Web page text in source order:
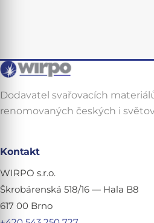
Dodavatel svařovacích
renomovaných českých i
Kontakt
WIRPO s.r.o.
Škrobárenská 518/16 — Hala B8
617 00 Brno